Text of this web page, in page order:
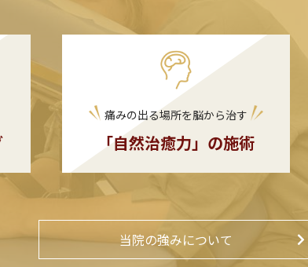
痛みの出る場所を脳から治す
「自然治癒力」の施術
当院の強みについて